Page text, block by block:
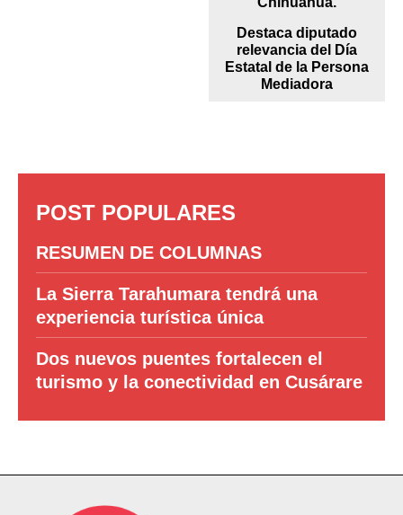
Destaca diputado
relevancia del Día
Estatal de la Persona
Mediadora
POST POPULARES
RESUMEN DE COLUMNAS
La Sierra Tarahumara tendrá una
experiencia turística única
Dos nuevos puentes fortalecen el
turismo y la conectividad en Cusárare